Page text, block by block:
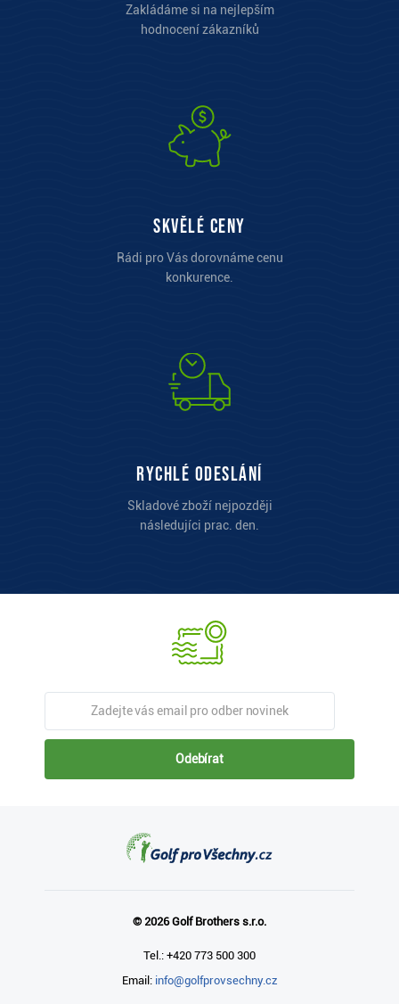
Zakládáme si na nejlepším
hodnocení zákazníků
Skvělé ceny
Rádi pro Vás dorovnáme cenu
konkurence.
Rychlé odeslání
Skladové zboží nejpozději
následujíci prac. den.
Odebírat
© 2026 Golf Brothers s.r.o.
Tel.: +420 773 500 300
Email: info@golfprovsechny.cz